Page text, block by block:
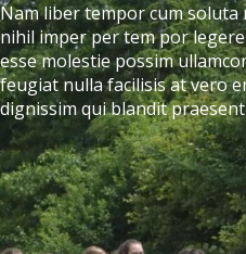
Nam liber tempor cum
nihil imper per tem por
esse molestie possim
feugiat nulla facilisis at vero
dignissim qui blandit